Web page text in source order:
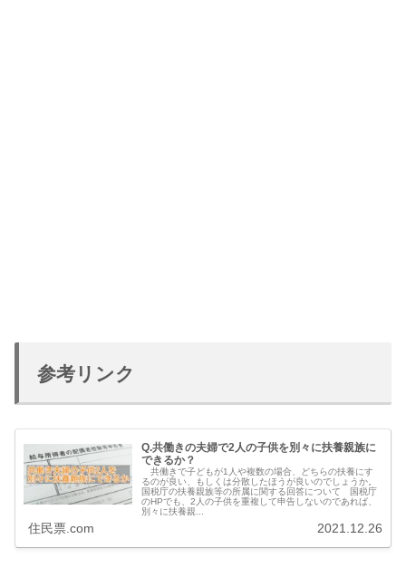
参考リンク
Q.共働きの夫婦で2人の子供を別々に扶養親族に
できるか？
共働きで子どもが1人や複数の場合、どちらの扶養にす
るのが良い、もしくは分散したほうが良いのでしょうか。
国税庁の扶養親族等の所属に関する回答について 国税庁
のHPでも、2人の子供を重複して申告しないのであれば、
別々に扶養親...
住民票.com 2021.12.26